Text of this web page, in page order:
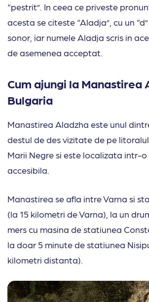
“pestrit”. In ceea ce priveste
acesta se citeste “Aladja”, cu un
sonor, iar numele Aladja scris in
de asemenea acceptat.
Cum ajungi la Manastirea
Bulgaria
Manastirea Aladzha este unul
destul de des vizitate de pe
Marii Negre si este localizata intr-o
accesibila.
Manastirea se afla intre Varna si
(la 15 kilometri de Varna), la un
mers cu masina de statiunea
la doar 5 minute de statiunea
kilometri distanta).